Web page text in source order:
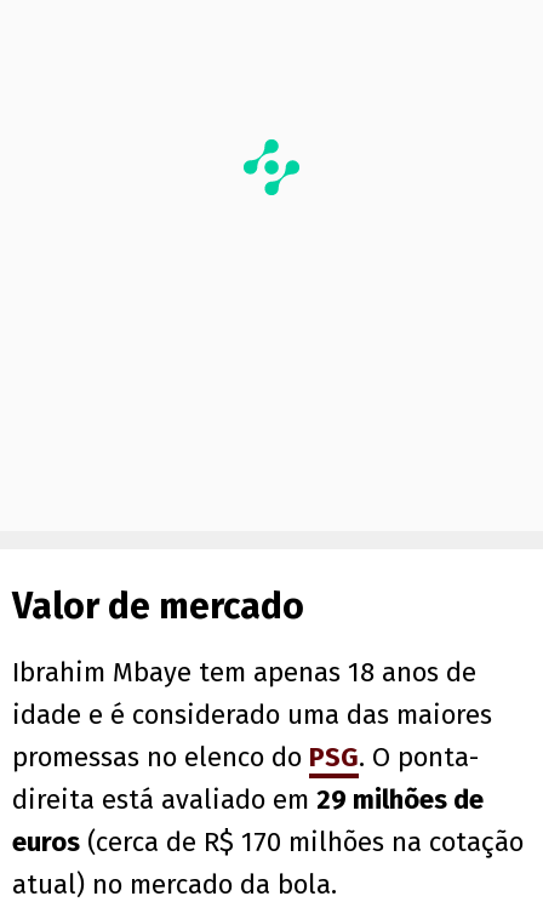
Valor de mercado
Ibrahim Mbaye tem apenas 18 anos de
idade e é considerado uma das maiores
promessas no elenco do PSG. O ponta-
direita está avaliado em 29 milhões de
euros (cerca de R$ 170 milhões na cotação
atual) no mercado da bola.